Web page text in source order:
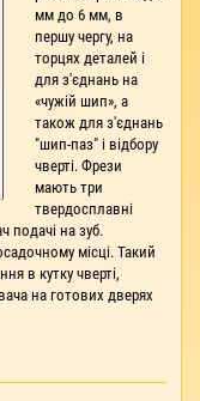
мм до 6 мм, в
першу чергу, на
торцях деталей і
для з'єднань на
«чужій шип», а
також для з'єднань
"шип-паз" і відбору
чверті. Фрези
мають три
твердосплавні
подачі на зуб.
місці. Такий
в кутку чверті,
на готових дверях